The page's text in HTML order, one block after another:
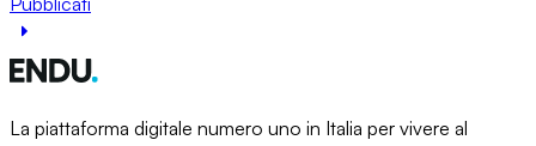
La piattaforma digitale numero uno in Italia per vivere al